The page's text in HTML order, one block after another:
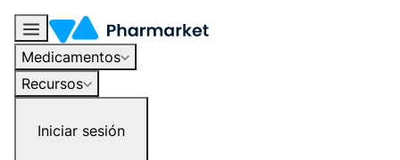
Medicamentos
Recursos
Iniciar sesión